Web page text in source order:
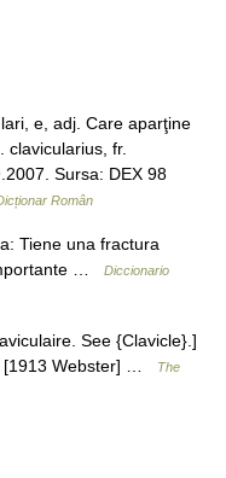
e, adj. Care aparţine
clavicularius, fr.
Sursa: DEX 98
Român
Tiene una fractura
…
Diccionario
See {Clavicle}.]
[1913 Webster] …
The